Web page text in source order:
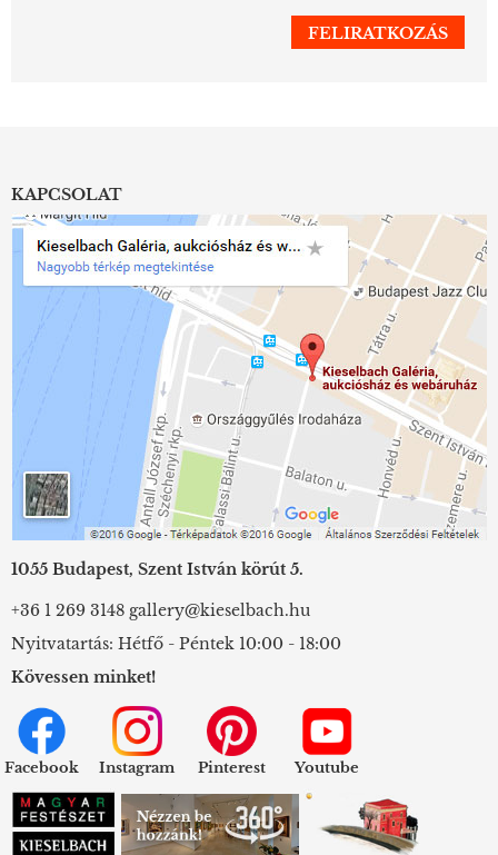
KAPCSOLAT
1055 Budapest, Szent István körút 5.
+36 1 269 3148 gallery@kieselbach.hu
Nyitvatartás: Hétfő - Péntek 10:00 - 18:00
Kövessen minket!
Facebook Instagram Pinterest Youtube